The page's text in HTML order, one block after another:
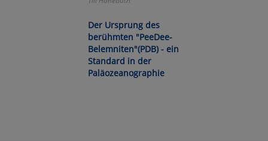
Der Ursprung des
berühmten "PeeDee-
Belemniten"(PDB) - ein
Standard in der
Paläozeanographie